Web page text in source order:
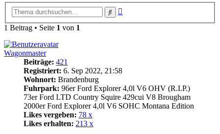
Suche
1 Beitrag • Seite 1 von 1
Wagonmaster
Beiträge: 421
Registriert: 6. Sep 2022, 21:58
Wohnort: Brandenburg
Fuhrpark: 96er Ford Explorer 4,0l V6 OHV (R.I.P.)
73er Ford LTD Country Squire 429cui V8 Brougham
2000er Ford Explorer 4,0l V6 SOHC Montana Edition
Likes vergeben: 78 x
Likes erhalten: 213 x